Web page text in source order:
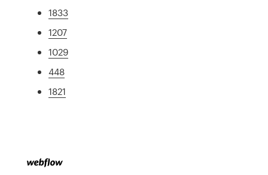
1833
1207
1029
448
1821